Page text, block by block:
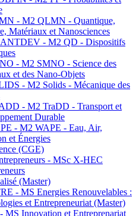
- M2 QLMN - Quantique,
Matériaux et Nanosciences
- M2 QD - Dispositifs
- M2 SMNO - Science des
et des Nano-Objets
- M2 Solids - Mécanique des
- M2 TraDD - Transport et
Durable
- M2 WAPE - Eau, Air,
et Énergies
(CGE)
- MSc X-HEC
(Master)
- MS Energies Renouvelables :
et Entrepreneuriat (Master)
MS Innovation et Entreprenariat